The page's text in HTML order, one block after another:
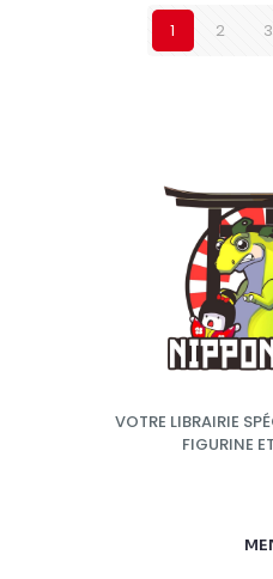
1 2 3
VOTRE LIBRAIRIE
FIGURINE